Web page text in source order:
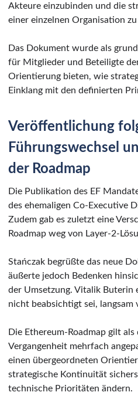
Akteure einzubinden und die
einer einzelnen Organisation
Das Dokument wurde als
für Mitglieder und Beteiligte
Orientierung bieten, wie
Einklang mit den definierten
Veröffentlichung
Führungswechsel
der Roadmap
Die Publikation des EF
des ehemaligen Co-Executive
Zudem gab es zuletzt eine
Roadmap weg von Layer-2-
Stańczak begrüßte das neue
äußerte jedoch Bedenken
der Umsetzung. Vitalik Buterin
nicht beabsichtigt sei, langsam
Die Ethereum-Roadmap gilt
Vergangenheit mehrfach
einen übergeordneten
strategische Kontinuität
technische Prioritäten ändern.